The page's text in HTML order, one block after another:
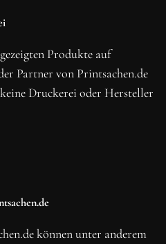
Produkte auf
Partner von Printsachen.de
Druckerei oder Hersteller
können unter anderem